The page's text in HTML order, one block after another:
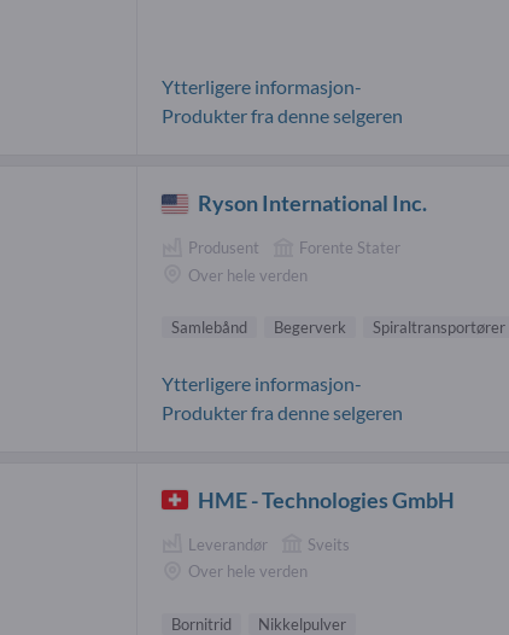
Ytterligere informasjon-
Produkter fra denne selgeren
Ryson International Inc.
Produsent
Forente Stater
Over hele verden
Samlebånd Begerverk Spiraltransportører
Ytterligere informasjon-
Produkter fra denne selgeren
HME - Technologies GmbH
Leverandør
Sveits
Over hele verden
Bornitrid
Nikkelpulver